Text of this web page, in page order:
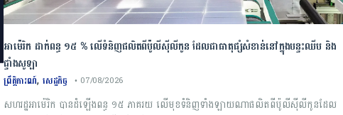
អាម៉េរិក ដាក់ពន្ធ ១៥ % លើទំនិញផលិតពីប៉ូលីស៊ីលីកូន ដែលជាធាតុផ្សំសំខាន់នៅក្នុងបន្ទះឈីប និង
ផ្ទាំងសូឡា
ព្រឹត្តិការណ៍, សេដ្ឋកិច្ច • 07/08/2026
សហរដ្ឋអាម៉េរិក បានដំឡើងពន្ធ ១៥ ភាគរយ លើមុខទំនិញទាំងឡាយណាផលិតពីប៉ូលីស៊ីលីកូនដែល